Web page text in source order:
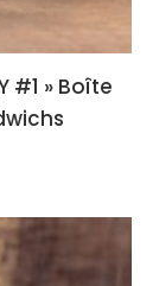
#1 » Boîte